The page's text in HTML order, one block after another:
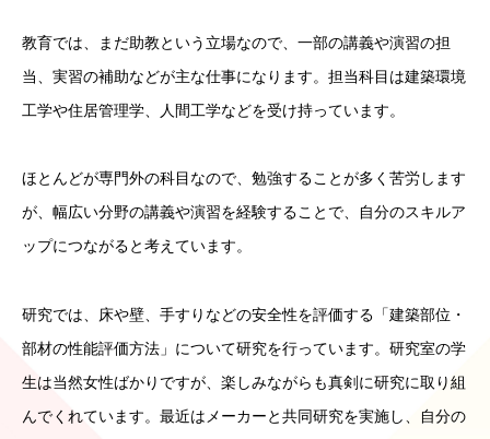
教育では、まだ助教という立場なので、一部の講義や演習の担
当、実習の補助などが主な仕事になります。担当科目は建築環境
工学や住居管理学、人間工学などを受け持っています。
ほとんどが専門外の科目なので、勉強することが多く苦労します
が、幅広い分野の講義や演習を経験することで、自分のスキルア
ップにつながると考えています。
研究では、床や壁、手すりなどの安全性を評価する「建築部位・
部材の性能評価方法」について研究を行っています。研究室の学
生は当然女性ばかりですが、楽しみながらも真剣に研究に取り組
んでくれています。最近はメーカーと共同研究を実施し、自分の